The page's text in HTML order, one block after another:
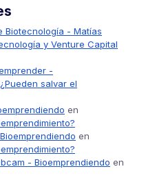
Biotecnología - Matías
y Venture Capital
-
salvar el
en
en
- Bioemprendiendo en